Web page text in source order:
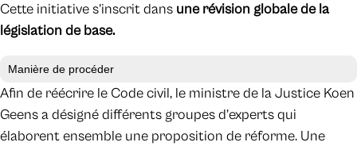
Cette initiative s’inscrit dans une révision globale de la
législation de base.
Manière de procéder
Afin de réécrire le Code civil, le ministre de la Justice Koen
Geens a désigné différents groupes d’experts qui
élaborent ensemble une proposition de réforme. Une